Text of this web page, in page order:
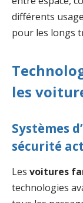
différents
pour les longs
les
Systèmes
sécurité
Les voitures
technologies